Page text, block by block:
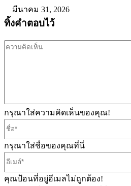
มีนาคม 31, 2026
ทิ้งคำตอบไว้
กรุณาใส่ความคิดเห็นของคุณ!
กรุณาใส่ชื่อของคุณที่นี่
คุณป้อนที่อยู่อีเมลไม่ถูกต้อง!